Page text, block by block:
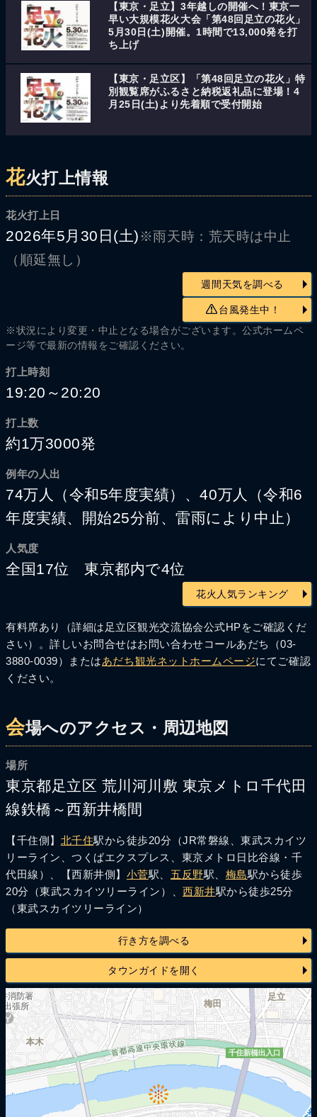
【東京・足立】3年越しの開催へ！東京一
早い大規模花火大会「第48回足立の花火」
5月30日(土)開催。1時間で13,000発を打
ち上げ
【東京・足立区】「第48回足立の花火」特
別観覧席がふるさと納税返礼品に登場！4
月25日(土)より先着順で受付開始
花火打上情報
花火打上日
2026年5月30日(土)※雨天時：荒天時は中止
（順延無し）
週間天気を調べる
台風発生中！
※状況により変更・中止となる場合がございます。公式ホームペ
ージ等で最新の情報をご確認ください。
打上時刻
19:20～20:20
打上数
約1万3000発
例年の人出
74万人（令和5年度実績）、40万人（令和6
年度実績、開始25分前、雷雨により中止）
人気度
全国17位 東京都内で4位
花火人気ランキング
有料席あり（詳細は足立区観光交流協会公式HPをご確認くだ
さい）。詳しいお問合せはお問い合わせコールあだち（03-
3880-0039）またはあだち観光ネットホームページにてご確認
ください。
会場へのアクセス・周辺地図
場所
東京都足立区 荒川河川敷 東京メトロ千代田
線鉄橋～西新井橋間
【千住側】 北千住駅から徒歩20分（JR常磐線、東武スカイツ
リーライン、つくばエクスプレス、東京メトロ日比谷線・千
代田線）、【西新井側】 小菅駅、 五反野駅、 梅島駅から徒歩
20分（東武スカイツリーライン）、西新井駅から徒歩25分
（東武スカイツリーライン）
行き方を調べる
タウンガイドを開く